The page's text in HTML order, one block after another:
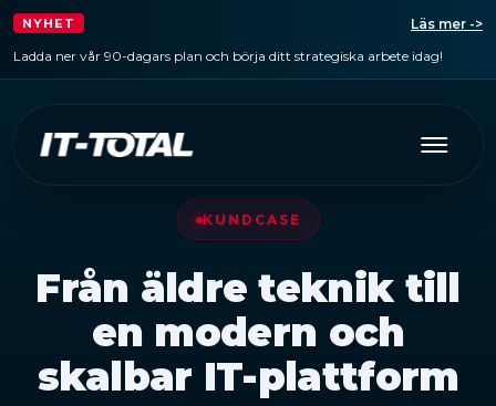
NYHET
Ladda ner vår 90-dagars plan och börja ditt strategiska arbete idag!
Läs mer ->
KUNDCASE
Från äldre teknik till
en modern och
skalbar IT-plattform